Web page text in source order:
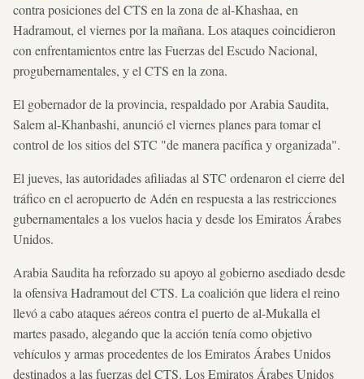
contra posiciones del CTS en la zona de al-Khashaa, en
Hadramout, el viernes por la mañana. Los ataques coincidieron
con enfrentamientos entre las Fuerzas del Escudo Nacional,
progubernamentales, y el CTS en la zona.
El gobernador de la provincia, respaldado por Arabia Saudita,
Salem al-Khanbashi, anunció el viernes planes para tomar el
control de los sitios del STC "de manera pacífica y organizada".
El jueves, las autoridades afiliadas al STC ordenaron el cierre del
tráfico en el aeropuerto de Adén en respuesta a las restricciones
gubernamentales a los vuelos hacia y desde los Emiratos Árabes
Unidos.
Arabia Saudita ha reforzado su apoyo al gobierno asediado desde
la ofensiva Hadramout del CTS. La coalición que lidera el reino
llevó a cabo ataques aéreos contra el puerto de al-Mukalla el
martes pasado, alegando que la acción tenía como objetivo
vehículos y armas procedentes de los Emiratos Árabes Unidos
destinados a las fuerzas del CTS. Los Emiratos Árabes Unidos